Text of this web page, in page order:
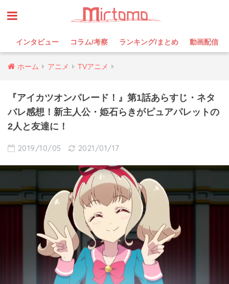
インタビュー コラム/考察 ランキング/まとめ 動画配信
ホーム アニメ TVアニメ
『アイカツオンパレード！』第1話あらすじ・ネタ
バレ感想！新主人公・姫石らきがピュアパレットの
2人と友達に！
2019/10/05 2021/01/17